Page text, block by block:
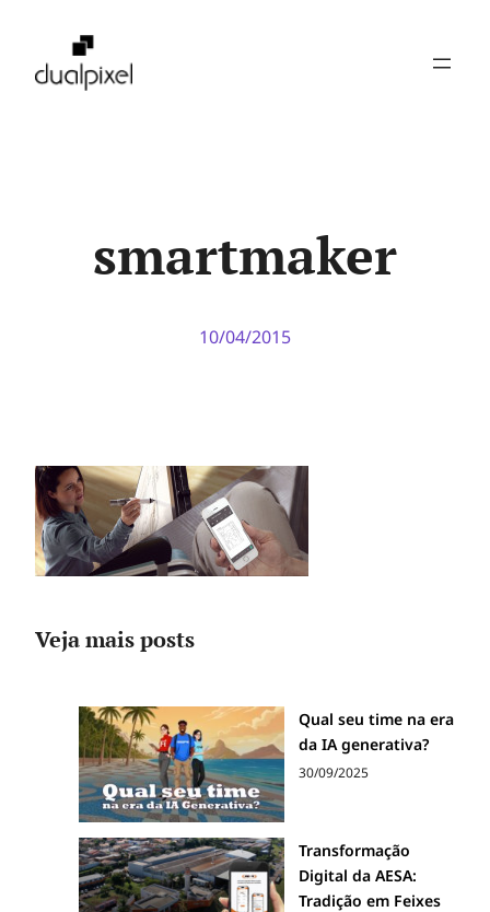
smartmaker
10/04/2015
Veja mais posts
Qual seu time na era
da IA generativa?
30/09/2025
Transformação
Digital da AESA:
Tradição em Feixes